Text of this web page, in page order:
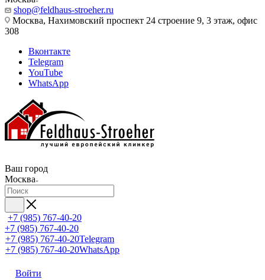
shop@feldhaus-stroeher.ru
Москва, Нахимовский проспект 24 строение 9, 3 этаж, офис
308
Вконтакте
Telegram
YouTube
WhatsApp
Ваш город
Москва
+7 (985) 767-40-20
+7 (985) 767-40-20
+7 (985) 767-40-20Telegram
+7 (985) 767-40-20WhatsApp
Войти